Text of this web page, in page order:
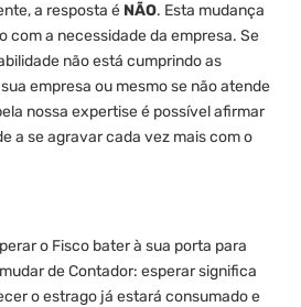
a resposta é NÃO. Esta mudança
com a necessidade da empresa. Se
não está cumprindo as
empresa ou mesmo se não atende
nossa expertise é possível afirmar
a se agravar cada vez mais com o
o Fisco bater à sua porta para
de Contador: esperar significa
o estrago já estará consumado e